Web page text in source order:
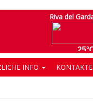
INFO KONTAKTE